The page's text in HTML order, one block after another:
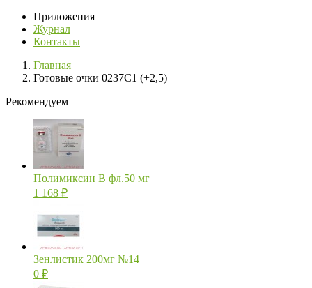
Приложения
Журнал
Контакты
Главная
Готовые очки 0237C1 (+2,5)
Рекомендуем
Полимиксин В фл.50 мг
1 168 ₽
Зенлистик 200мг №14
0 ₽